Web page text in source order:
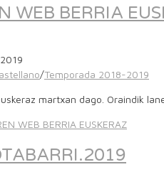
WEB BERRIA
/Temporada 2018-2019
martxan dago. Oraindik
WEB BERRIA EUSKERAZ